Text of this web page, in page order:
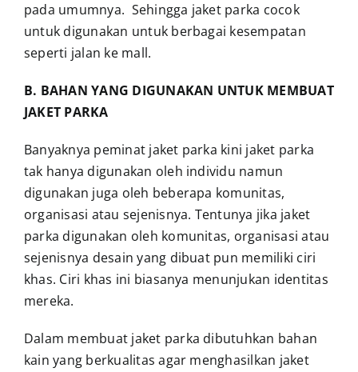
pada umumnya. Sehingga jaket parka cocok
untuk digunakan untuk berbagai kesempatan
seperti jalan ke mall.
B. BAHAN YANG DIGUNAKAN UNTUK MEMBUAT
JAKET PARKA
Banyaknya peminat jaket parka kini jaket parka
tak hanya digunakan oleh individu namun
digunakan juga oleh beberapa komunitas,
organisasi atau sejenisnya. Tentunya jika jaket
parka digunakan oleh komunitas, organisasi atau
sejenisnya desain yang dibuat pun memiliki ciri
khas. Ciri khas ini biasanya menunjukan identitas
mereka.
Dalam membuat jaket parka dibutuhkan bahan
kain yang berkualitas agar menghasilkan jaket